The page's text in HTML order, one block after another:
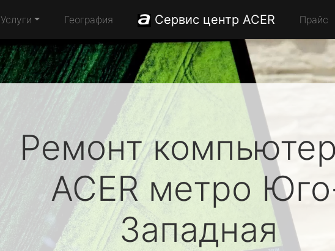
Услуги География Сервис центр ACER Прайс
Ремонт
ACERметро
Западная